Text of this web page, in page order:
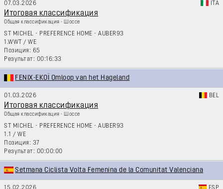
07.03.2026 ITA
Итоговая классификация
Общая классификация - Шоссе
ST MICHEL - PREFERENCE HOME - AUBER93
1.WWT / WE
65
00:16:33
FENIX-EKOÏ Omloop van het Hageland
01.03.2026 BEL
Итоговая классификация
Общая классификация - Шоссе
ST MICHEL - PREFERENCE HOME - AUBER93
1.1 / WE
37
00:00:00
Setmana Ciclista Volta Femenina de la Comunitat Valenciana